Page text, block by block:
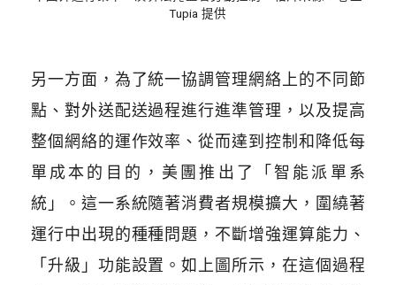
Tupia 提供
另一方面，為了統一協調管理網絡上的不同節
點、對外送配送過程進行進準管理，以及提高
整個網絡的運作效率、從而達到控制和降低每
單成本的目的，美團推出了「智能派單系
統」。這一系統隨著消費者規模擴大，圍繞著
運行中出現的種種問題，不斷增強運算能力、
「升級」功能設置。如上圖所示，在這個過程